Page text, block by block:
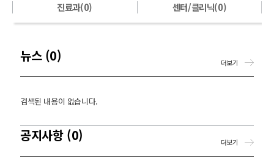
진료과(0) 센터/클리닉(0)
뉴스 (0)
검색된 내용이 없습니다.
더보기
공지사항 (0) 더보기